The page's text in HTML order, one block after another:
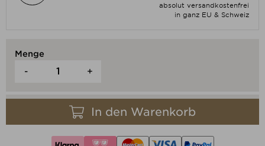
absolut versandkostenfrei
in ganz EU & Schweiz
Menge
- +
In den Warenkorb